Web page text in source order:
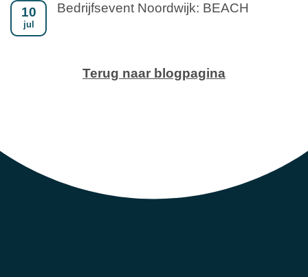
10
jul
Bedrijfsevent Noordwijk: BEACH
Terug naar blogpagina